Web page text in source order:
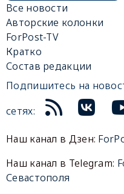
Все новости
Авторские колонки
ForPost-TV
Кратко
Состав редакции
Подпишитесь на
сетях:
Наш канал в Дзен:
Наш канал в Telegram:
Севастополя